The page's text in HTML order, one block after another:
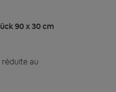
90 x 30 cm
au